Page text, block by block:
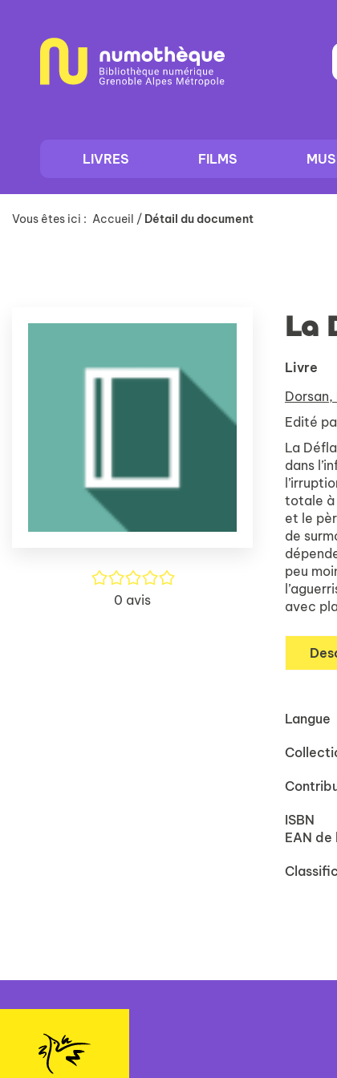
contenu
LIVRES FILMS
Vous êtes ici : Accueil / Détail du document
/5
0 avis
La
Livre
Dorsan,
Edité
La
dans
totale à
et le
de
peu
avec
Langue
ISBN
EAN de